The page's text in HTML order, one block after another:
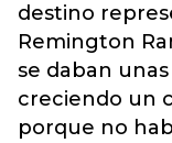
destino
Remington
se daban
creciendo un
porque no